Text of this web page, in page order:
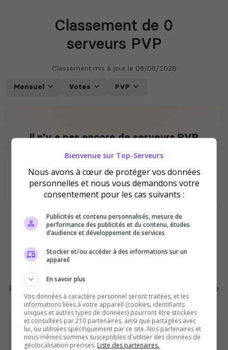
Classement de 0
serveurs PVP
Classement mis à jour le 08/08/2026
Mensuel Votes PVP
Il n'y a pas encore de serveurs PVP
disponibles pour le moment.
premier àajouterun serveur PVP sur ce Top !
Ajouter votre serveur sur le Top !
Explorez d'autres jeux populaires sur notre plateforme
POPULAIRE
GTA
8737 serveurs GTA
Bienvenue sur Top-Serveurs
Nous avons à cœur de protéger vos données
personnelles et nous vous demandons votre
consentement pour les cas suivants :
Publicités et contenu personnalisés, mesure de
performance des publicités et du contenu, études
d’audience et développement de services
Stocker et/ou accéder à des informations sur un
appareil
En savoir plus
Vos données à caractère personnel seront traitées, et les
informations liées à votre appareil (cookies, identifiants
uniques et autres types de données) pourront être stockées
et consultées par 210 partenaires, ainsi que partagées avec
lui, ou utilisées spécifiquement par ce site. Nos partenaires et
nous-mêmes sommes susceptibles d'utiliser des données de
géolocalisation précises. Liste des partenaires.